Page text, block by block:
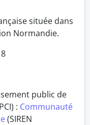
située dans
Normandie.
public de
: Communauté
(SIREN